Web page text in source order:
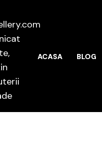
ACASA BLOG